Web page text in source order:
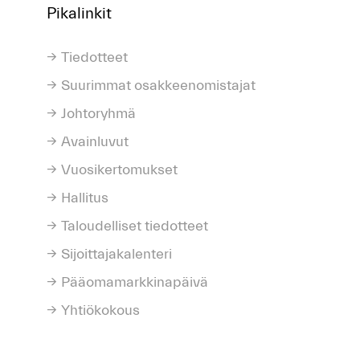
Pikalinkit
Tiedotteet
Suurimmat osakkeenomistajat
Johtoryhmä
Avainluvut
Vuosikertomukset
Hallitus
Taloudelliset tiedotteet
Sijoittajakalenteri
Pääomamarkkinapäivä
Yhtiökokous